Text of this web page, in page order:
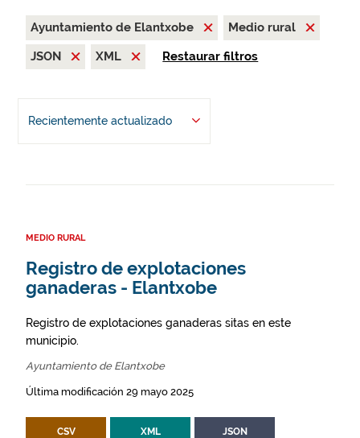
Ayuntamiento de Elantxobe
Medio rural
JSON
XML Restaurar filtros
Recientemente actualizado
MEDIO RURAL
Registro de explotaciones
ganaderas - Elantxobe
Registro de explotaciones ganaderas sitas en este
municipio.
Ayuntamiento de Elantxobe
Última modificación 29 mayo 2025
CSV XML JSON